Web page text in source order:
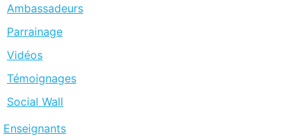
Ambassadeurs
Parrainage
Vidéos
Témoignages
Social Wall
Enseignants